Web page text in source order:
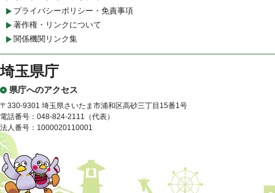
プライバシーポリシー・免責事項
著作権・リンクについて
関係機関リンク集
埼玉県庁
県庁へのアクセス
〒330-9301 埼玉県さいたま市浦和区高砂三丁目15番1号
電話番号：048-824-2111（代表）
法人番号：1000020110001